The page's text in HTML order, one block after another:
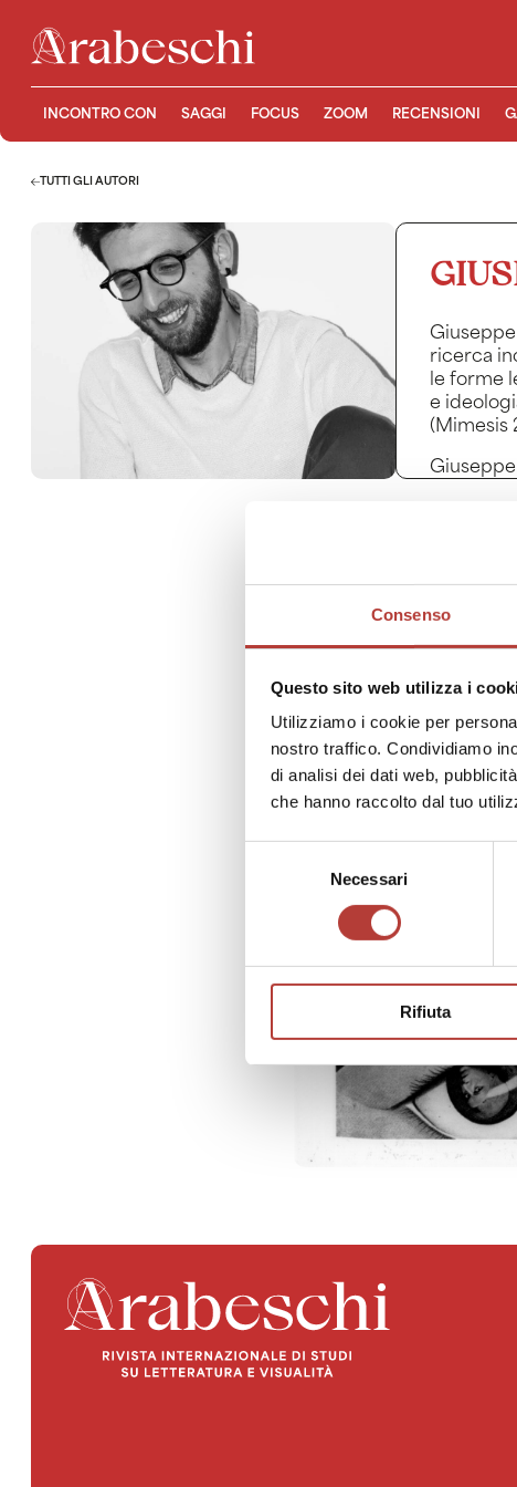
Consenso
Questo sito web utilizza i
Utilizziamo i cookie per
nostro traffico. Condividiamo
di analisi dei dati web,
che hanno raccolto dal tuo
Necessari
Rifiuta
INCONTRO CON SAGGI FOCUS ZOOM RECENSIONI
TUTTI GLI AUTORI
ricerca
le forme
e
(Mimesis
poetiche